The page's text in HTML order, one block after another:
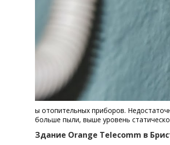
ы отопительных приборов.
больше пыли, выше уровень
Здание Orange Telecomm в